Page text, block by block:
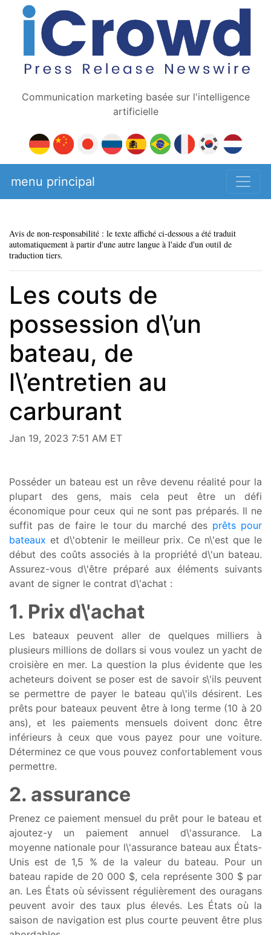
Communication marketing basée sur l'intelligence
artificielle
menu principal
Avis de non-responsabilité : le texte affiché ci-dessous a été traduit
automatiquement à partir d'une autre langue à l'aide d'un outil de
traduction tiers.
Les couts de
possession d\’un
bateau, de
l\’entretien au
carburant
Jan 19, 2023 7:51 AM ET
Posséder un bateau est un rêve devenu réalité pour la
plupart des gens, mais cela peut être un défi
économique pour ceux qui ne sont pas préparés. Il ne
suffit pas de faire le tour du marché des prêts pour
bateaux et d\'obtenir le meilleur prix. Ce n\'est que le
début des coûts associés à la propriété d\'un bateau.
Assurez-vous d\'être préparé aux éléments suivants
avant de signer le contrat d\'achat :
1. Prix d\'achat
Les bateaux peuvent aller de quelques milliers à
plusieurs millions de dollars si vous voulez un yacht de
croisière en mer. La question la plus évidente que les
acheteurs doivent se poser est de savoir s\'ils peuvent
se permettre de payer le bateau qu\'ils désirent. Les
prêts pour bateaux peuvent être à long terme (10 à 20
ans), et les paiements mensuels doivent donc être
inférieurs à ceux que vous payez pour une voiture.
Déterminez ce que vous pouvez confortablement vous
permettre.
2. assurance
Prenez ce paiement mensuel du prêt pour le bateau et
ajoutez-y un paiement annuel d\'assurance. La
moyenne nationale pour l\'assurance bateau aux États-
Unis est de 1,5 % de la valeur du bateau. Pour un
bateau rapide de 20 000 $, cela représente 300 $ par
an. Les États où sévissent régulièrement des ouragans
peuvent avoir des taux plus élevés. Les États où la
saison de navigation est plus courte peuvent être plus